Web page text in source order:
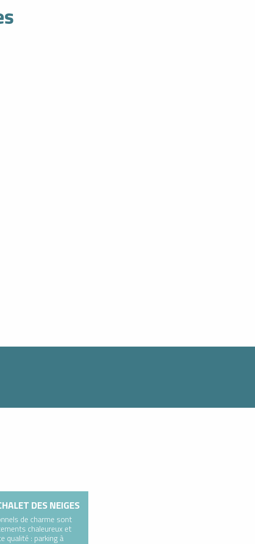
DES NEIGES
de charme sont
chaleureux et
qualité : parking à